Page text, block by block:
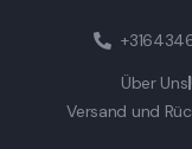
Über Uns
Versand und